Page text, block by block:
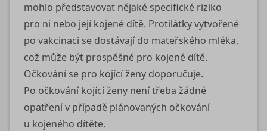
mohlo představovat nějaké specifické riziko
pro ni nebo její kojené dítě. Protilátky vytvořené
po vakcinaci se dostávají do mateřského mléka,
což může být prospěšné pro kojené dítě.
Očkování se pro kojící ženy doporučuje.
Po očkování kojící ženy není třeba žádné
opatření v případě plánovaných očkování
u kojeného dítěte.